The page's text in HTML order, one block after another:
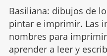
Basiliana: dibujos de
pintar e imprimir. Las
nombres para
aprender a leer y